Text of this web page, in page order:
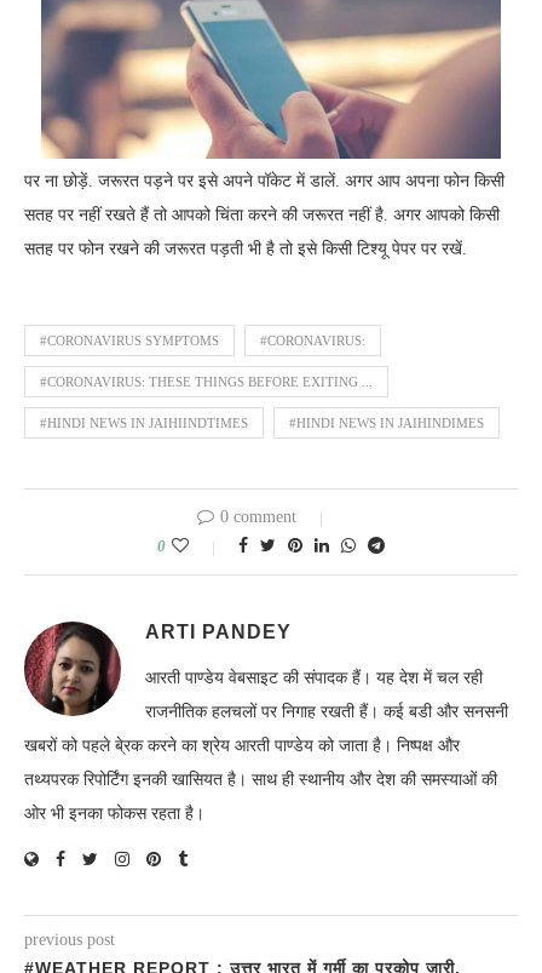
पर ना छोड़ें. जरूरत पड़ने पर इसे अपने पॉकेट में डालें. अगर आप अपना फोन किसी
सतह पर नहीं रखते हैं तो आपको चिंता करने की जरूरत नहीं है. अगर आपको किसी
सतह पर फोन रखने की जरूरत पड़ती भी है तो इसे किसी टिश्यू पेपर पर रखें.
#CORONAVIRUS SYMPTOMS #CORONAVIRUS:
#CORONAVIRUS: THESE THINGS BEFORE EXITING ...
#HINDI NEWS IN JAIHIINDTIMES #HINDI NEWS IN JAIHINDIMES
0 comment
0
ARTI PANDEY
आरती पाण्डेय वेबसाइट की संपादक हैं। यह देश में चल रही
राजनीतिक हलचलों पर निगाह रखती हैं। कई बडी और सनसनी
खबरों को पहले बे्रक करने का श्रेय आरती पाण्डेय को जाता है। निष्पक्ष और
तथ्यपरक रिपोर्टिंग इनकी खासियत है। साथ ही स्थानीय और देश की समस्याओं की
ओर भी इनका फोकस रहता है।
previous post
#WEATHER REPORT : उत्तर भारत में गर्मी का प्रकोप जारी,